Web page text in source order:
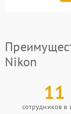
Nikon
11
сотрудников в